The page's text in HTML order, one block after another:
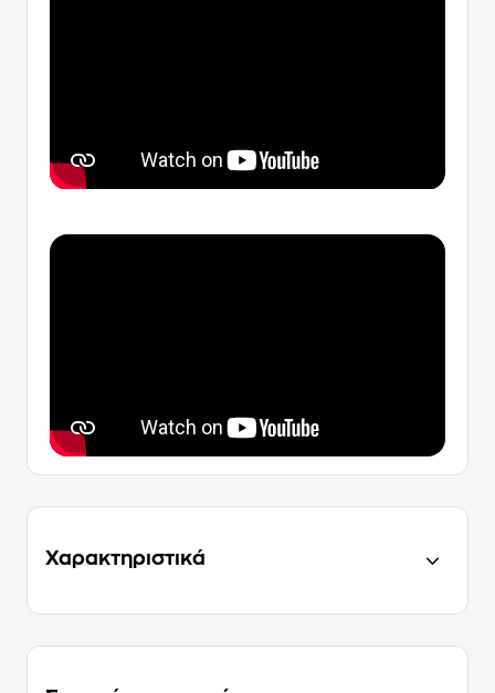
Χαρακτηριστικά